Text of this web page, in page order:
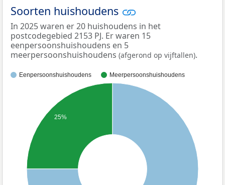
Soorten huishoudens
In 2025 waren er 20 huishoudens in het
postcodegebied 2153 PJ. Er waren 15
eenpersoonshuishoudens en 5
meerpersoonshuishoudens (afgerond op vijftallen).
Eenpersoonshuishoudens Meerpersoonshuishoudens
25%